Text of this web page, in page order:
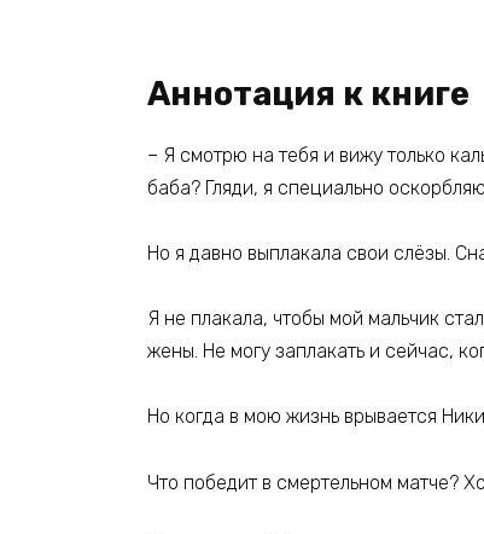
Аннотация к книге
– Я смотрю на тебя и вижу только
баба? Гляди, я специально
Но я давно выплакала свои слёзы.
Я не плакала, чтобы мой мальчик
жены. Не могу заплакать и сейчас,
Но когда в мою жизнь врывается
Что победит в смертельном матче?